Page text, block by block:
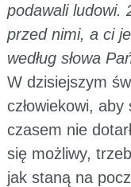
podawali ludowi.
przed nimi, a ci
według słowa
W dzisiejszym
człowiekowi,
czasem nie
się możliwy,
jak staną na